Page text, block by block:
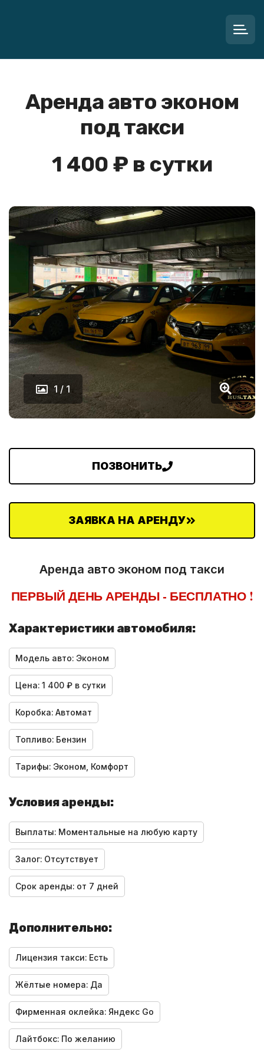
Аренда авто эконом
под такси
1 400 ₽ в сутки
1 / 1
ПОЗВОНИТЬ
ЗАЯВКА НА АРЕНДУ
Аренда авто эконом под такси
ПЕРВЫЙ ДЕНЬ АРЕНДЫ - БЕСПЛАТНО !
Характеристики автомобиля:
Модель авто: Эконом
Цена: 1 400 ₽ в сутки
Коробка: Автомат
Топливо: Бензин
Тарифы: Эконом, Комфорт
Условия аренды:
Выплаты: Моментальные на любую карту
Залог: Отсутствует
Срок аренды: от 7 дней
Дополнительно:
Лицензия такси: Есть
Жёлтые номера: Да
Фирменная оклейка: Яндекс Go
Лайтбокс: По желанию